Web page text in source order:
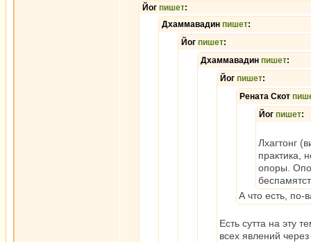
Йог пишет:
Дхаммавадин пишет:
Йог пишет:
Дхаммавадин пишет:
Йог пишет:
Рената Скот
Йог пишет:
Лхагтонг
практика,
опоры.
А что есть, по-
Есть сутта на эту
всех явлений